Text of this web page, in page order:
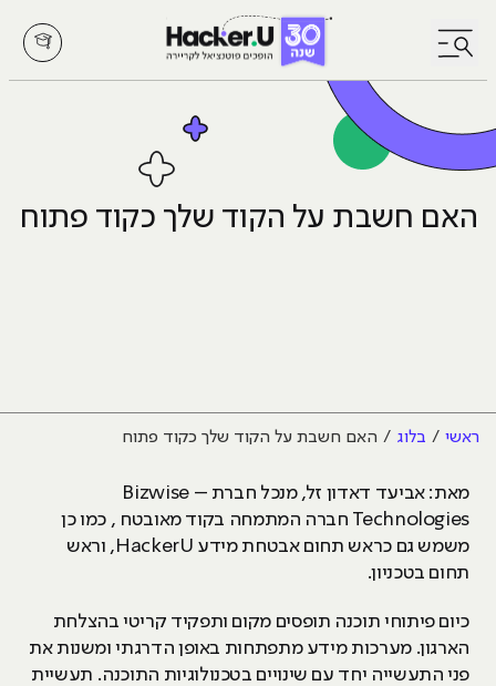
לחץ לפתיחת/סגירת תפריט
האם חשבת על הקוד שלך כקוד פתוח
ראשי בלוג האם חשבת על הקוד שלך כקוד פתוח
מאת: אביעד דאדון זל, מנכל חברת – Bizwise
Technologies חברה המתמחה בקוד מאובטח , כמו כן
משמש גם כראש תחום אבטחת מידע HackerU, וראש
תחום בטכניון.
כיום פיתוחי תוכנה תופסים מקום ותפקיד קריטי בהצלחת
הארגון. מערכות מידע מתפתחות באופן הדרגתי ומשנות את
פני התעשייה יחד עם שינויים בטכנולוגיות התוכנה. תעשיית